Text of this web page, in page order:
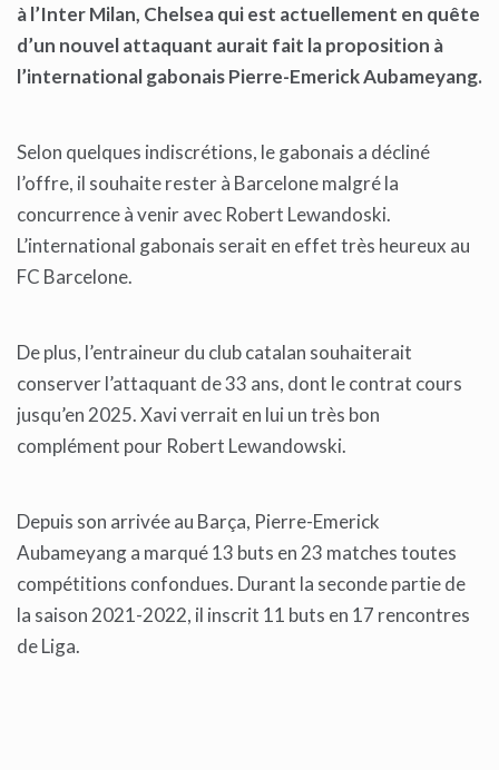
à l’Inter Milan, Chelsea qui est actuellement en quête
d’un nouvel attaquant aurait fait la proposition à
l’international gabonais Pierre-Emerick Aubameyang.
Selon quelques indiscrétions, le gabonais a décliné
l’offre, il souhaite rester à Barcelone malgré la
concurrence à venir avec Robert Lewandoski.
L’international gabonais serait en effet très heureux au
FC Barcelone.
De plus, l’entraineur du club catalan souhaiterait
conserver l’attaquant de 33 ans, dont le contrat cours
jusqu’en 2025. Xavi verrait en lui un très bon
complément pour Robert Lewandowski.
Depuis son arrivée au Barça, Pierre-Emerick
Aubameyang a marqué 13 buts en 23 matches toutes
compétitions confondues. Durant la seconde partie de
la saison 2021-2022, il inscrit 11 buts en 17 rencontres
de Liga.